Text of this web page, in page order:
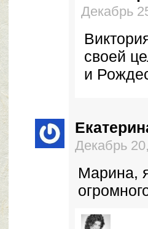
Декабрь
своей
и
Декабрь
Марина,